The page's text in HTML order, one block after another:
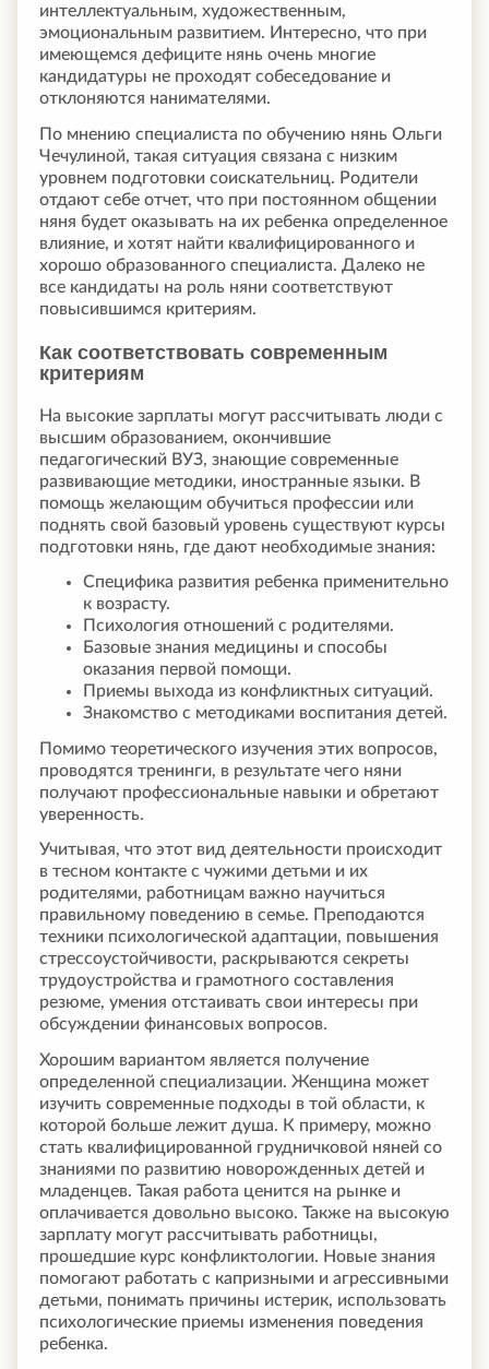
интеллектуальным, художественным,
эмоциональным развитием. Интересно, что при
имеющемся дефиците нянь очень многие
кандидатуры не проходят собеседование и
отклоняются нанимателями.
По мнению специалиста по обучению нянь Ольги
Чечулиной, такая ситуация связана с низким
уровнем подготовки соискательниц. Родители
отдают себе отчет, что при постоянном общении
няня будет оказывать на их ребенка определенное
влияние, и хотят найти квалифицированного и
хорошо образованного специалиста. Далеко не
все кандидаты на роль няни соответствуют
повысившимся критериям.
Как соответствовать современным
критериям
На высокие зарплаты могут рассчитывать люди с
высшим образованием, окончившие
педагогический ВУЗ, знающие современные
развивающие методики, иностранные языки. В
помощь желающим обучиться профессии или
поднять свой базовый уровень существуют курсы
подготовки нянь, где дают необходимые знания:
Специфика развития ребенка применительно
к возрасту.
Психология отношений с родителями.
Базовые знания медицины и способы
оказания первой помощи.
Приемы выхода из конфликтных ситуаций.
Знакомство с методиками воспитания детей.
Помимо теоретического изучения этих вопросов,
проводятся тренинги, в результате чего няни
получают профессиональные навыки и обретают
уверенность.
Учитывая, что этот вид деятельности происходит
в тесном контакте с чужими детьми и их
родителями, работницам важно научиться
правильному поведению в семье. Преподаются
техники психологической адаптации, повышения
стрессоустойчивости, раскрываются секреты
трудоустройства и грамотного составления
резюме, умения отстаивать свои интересы при
обсуждении финансовых вопросов.
Хорошим вариантом является получение
определенной специализации. Женщина может
изучить современные подходы в той области, к
которой больше лежит душа. К примеру, можно
стать квалифицированной грудничковой няней со
знаниями по развитию новорожденных детей и
младенцев. Такая работа ценится на рынке и
оплачивается довольно высоко. Также на высокую
зарплату могут рассчитывать работницы,
прошедшие курс конфликтологии. Новые знания
помогают работать с капризными и агрессивными
детьми, понимать причины истерик, использовать
психологические приемы изменения поведения
ребенка.